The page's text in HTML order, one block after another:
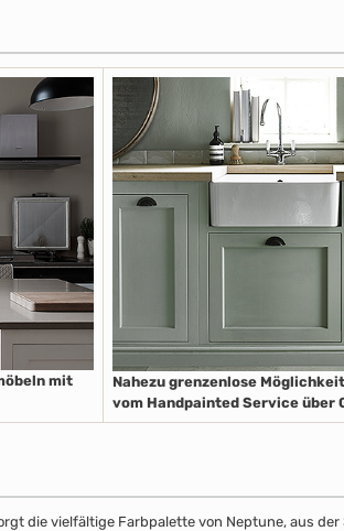
mit
Nahezu grenzenlose
vom Handpainted Service über
die vielfältige Farbpalette von Neptune, aus der